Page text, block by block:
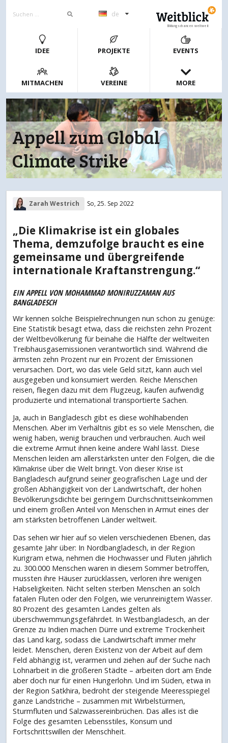
de
Bildungschancen weltweit
IDEE PROJEKTE EVENTS
MITMACHEN VEREINE MORE
Appell zum Global
Climate Strike
Zarah Westrich So, 25. Sep 2022
„Die Klimakrise ist ein globales
Thema, demzufolge braucht es eine
gemeinsame und übergreifende
internationale Kraftanstrengung.“
EIN APPELL VON MOHAMMAD MONIRUZZAMAN AUS
BANGLADESCH
Wir kennen solche Beispielrechnungen nun schon zu genüge:
Eine Statistik besagt etwa, dass die reichsten zehn Prozent
der Weltbevölkerung für beinahe die Hälfte der weltweiten
Treibhausgasemissionen verantwortlich sind. Während die
ärmsten zehn Prozent nur ein Prozent der Emissionen
verursachen. Dort, wo das viele Geld sitzt, kann auch viel
ausgegeben und konsumiert werden. Reiche Menschen
reisen, fliegen dazu mit dem Flugzeug, kaufen aufwendig
produzierte und international transportierte Sachen.
Ja, auch in Bangladesch gibt es diese wohlhabenden
Menschen. Aber im Verhältnis gibt es so viele Menschen, die
wenig haben, wenig brauchen und verbrauchen. Auch weil
die extreme Armut ihnen keine andere Wahl lässt. Diese
Menschen leiden am allerstärksten unter den Folgen, die die
Klimakrise über die Welt bringt. Von dieser Krise ist
Bangladesch aufgrund seiner geografischen Lage und der
großen Abhängigkeit von der Landwirtschaft, der hohen
Bevölkerungsdichte bei geringem Durchschnittseinkommen
und einem großen Anteil von Menschen in Armut eines der
am stärksten betroffenen Länder weltweit.
Das sehen wir hier auf so vielen verschiedenen Ebenen, das
gesamte Jahr über: In Nordbangladesch, in der Region
Kurigram etwa, nehmen die Hochwasser und Fluten jährlich
zu. 300.000 Menschen waren in diesem Sommer betroffen,
mussten ihre Häuser zurücklassen, verloren ihre wenigen
Habseligkeiten. Nicht selten sterben Menschen an solch
fatalen Fluten oder den Folgen, wie verunreinigtem Wasser.
80 Prozent des gesamten Landes gelten als
überschwemmungsgefährdet. In Westbangladesch, an der
Grenze zu Indien machen Dürre und extreme Trockenheit
das Land karg, sodass die Landwirtschaft immer mehr
leidet. Menschen, deren Existenz von der Arbeit auf dem
Feld abhängig ist, verarmen und ziehen auf der Suche nach
Lohnarbeit in die größeren Städte – arbeiten dort am Ende
aber doch nur für einen Hungerlohn. Und im Süden, etwa in
der Region Satkhira, bedroht der steigende Meeresspiegel
ganze Landstriche – zusammen mit Wirbelstürmen,
Sturmfluten und Salzwassereinbrüchen. Das alles ist die
Folge des gesamten Lebensstiles, Konsum und
Fortschrittswillen der Menschheit.